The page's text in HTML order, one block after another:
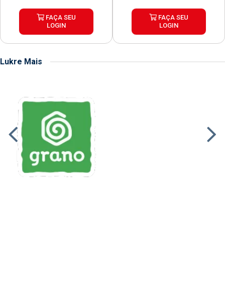
FAÇA SEU
LOGIN
FAÇA SEU
LOGIN
Lukre Mais